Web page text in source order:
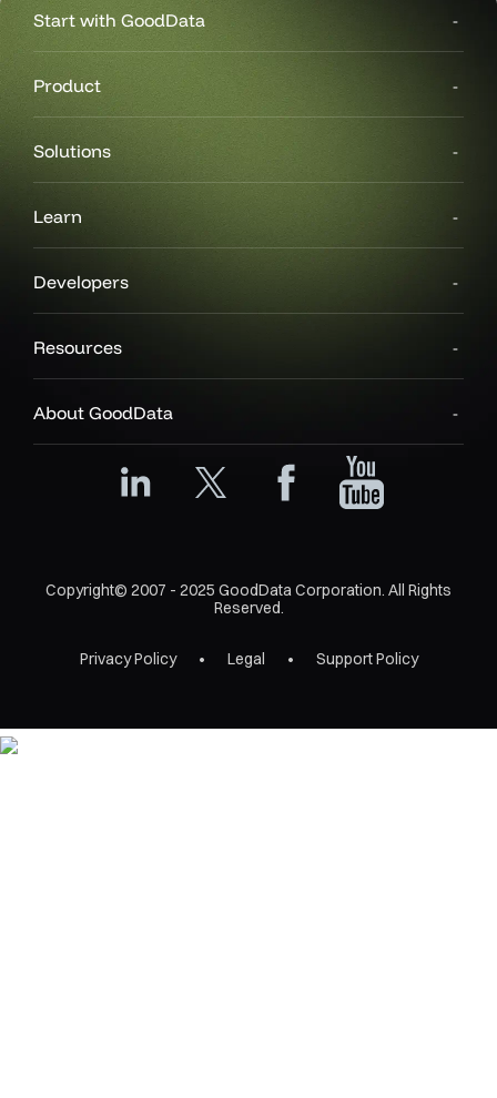
Start with GoodData
Product
Solutions
Learn
Developers
Resources
About GoodData
Copyright© 2007 - 2025 GoodData Corporation. All Rights
Reserved.
Privacy Policy Legal Support Policy